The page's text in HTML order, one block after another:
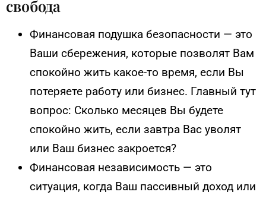
свобода
Финансовая подушка безопасности — это
Ваши сбережения, которые позволят Вам
спокойно жить какое-то время, если Вы
потеряете работу или бизнес. Главный тут
вопрос: Сколько месяцев Вы будете
спокойно жить, если завтра Вас уволят
или Ваш бизнес закроется?
Финансовая независимость — это
ситуация, когда Ваш пассивный доход или